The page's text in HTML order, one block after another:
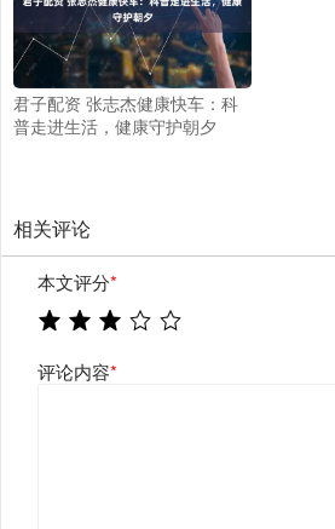
君子配资 张志杰健康快车：科
普走进生活，健康守护朝夕
相关评论
本文评分*
评论内容*